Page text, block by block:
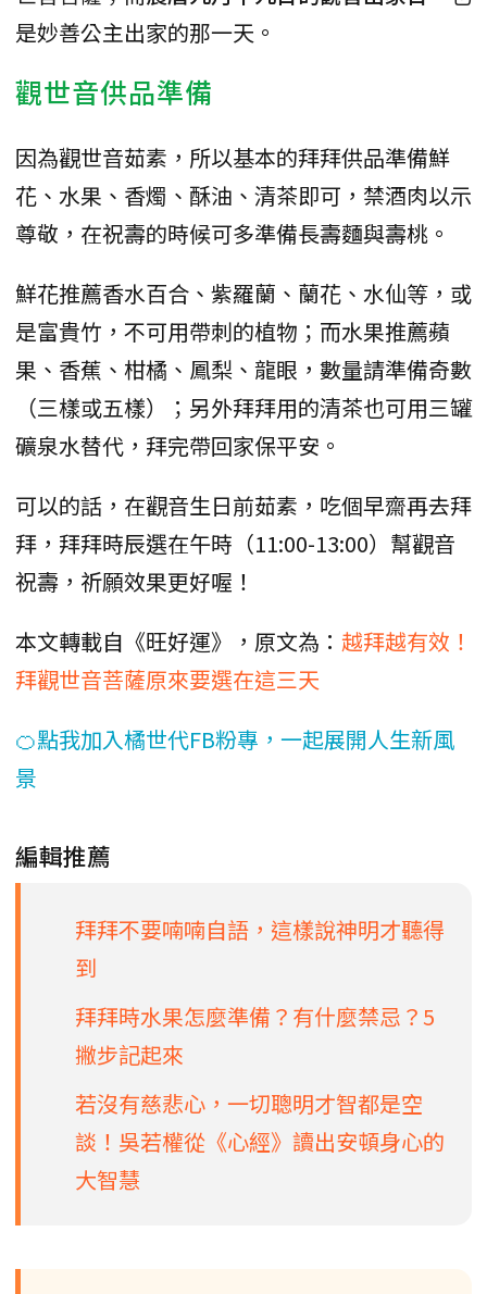
是妙善公主出家的那一天。
觀世音供品準備
因為觀世音茹素，所以基本的拜拜供品準備鮮
花、水果、香燭、酥油、清茶即可，禁酒肉以示
尊敬，在祝壽的時候可多準備長壽麵與壽桃。
鮮花推薦香水百合、紫羅蘭、蘭花、水仙等，或
是富貴竹，不可用帶刺的植物；而水果推薦蘋
果、香蕉、柑橘、鳳梨、龍眼，數量請準備奇數
（三樣或五樣）；另外拜拜用的清茶也可用三罐
礦泉水替代，拜完帶回家保平安。
可以的話，在觀音生日前茹素，吃個早齋再去拜
拜，拜拜時辰選在午時（11:00-13:00）幫觀音
祝壽，祈願效果更好喔！
本文轉載自《旺好運》，原文為： 越拜越有效！
拜觀世音菩薩原來要選在這三天
🍊點我加入橘世代FB粉專，一起展開人生新風
景
編輯推薦
拜拜不要喃喃自語，這樣說神明才聽得
到
拜拜時水果怎麼準備？有什麼禁忌？5
撇步記起來
若沒有慈悲心，一切聰明才智都是空
談！吳若權從《心經》讀出安頓身心的
大智慧